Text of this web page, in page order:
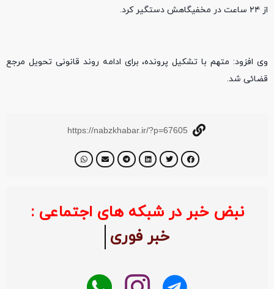
از ۲۴ ساعت در مخفیگاهش دستگیر کرد.
وی افزود: متهم با تشکیل پرونده، برای ادامه روند قانونی تحویل مرجع
قضائی شد.
https://nabzkhabar.ir/?p=67605
نبض خبر در شبکه های اجتماعی :
خبر فوری